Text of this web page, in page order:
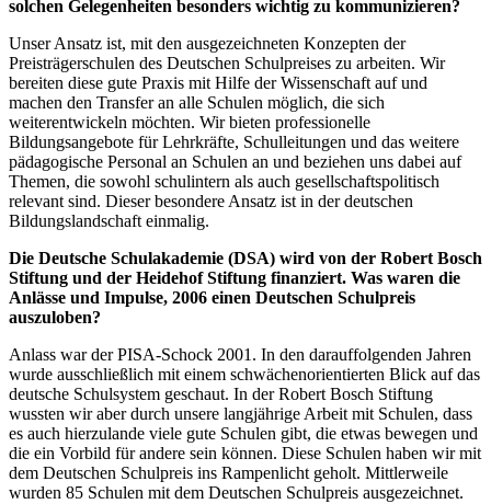
solchen Gelegenheiten besonders wichtig zu kommunizieren?
Unser Ansatz ist, mit den ausgezeichneten Konzepten der
Preisträgerschulen des Deutschen Schulpreises zu arbeiten. Wir
bereiten diese gute Praxis mit Hilfe der Wissenschaft auf und
machen den Transfer an alle Schulen möglich, die sich
weiterentwickeln möchten. Wir bieten professionelle
Bildungsangebote für Lehrkräfte, Schulleitungen und das weitere
pädagogische Personal an Schulen an und beziehen uns dabei auf
Themen, die sowohl schulintern als auch gesellschaftspolitisch
relevant sind. Dieser besondere Ansatz ist in der deutschen
Bildungslandschaft einmalig.
Die Deutsche Schulakademie (DSA) wird von der Robert Bosch
Stiftung und der Heidehof Stiftung finanziert. Was waren die
Anlässe und Impulse, 2006 einen Deutschen Schulpreis
auszuloben?
Anlass war der PISA-Schock 2001. In den darauffolgenden Jahren
wurde ausschließlich mit einem schwächenorientierten Blick auf das
deutsche Schulsystem geschaut. In der Robert Bosch Stiftung
wussten wir aber durch unsere langjährige Arbeit mit Schulen, dass
es auch hierzulande viele gute Schulen gibt, die etwas bewegen und
die ein Vorbild für andere sein können. Diese Schulen haben wir mit
dem Deutschen Schulpreis ins Rampenlicht geholt. Mittlerweile
wurden 85 Schulen mit dem Deutschen Schulpreis ausgezeichnet.